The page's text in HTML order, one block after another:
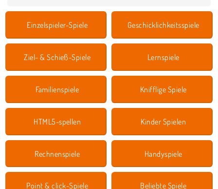
Einzelspieler-Spiele Geschicklichkeitsspiele
Ziel- & Schieß-Spiele Lernspiele
Familienspiele Knifflige Spiele
HTML5-spellen Kinder Spielen
Rechnenspiele Handyspiele
Point & click-Spiele Beliebte Spiele